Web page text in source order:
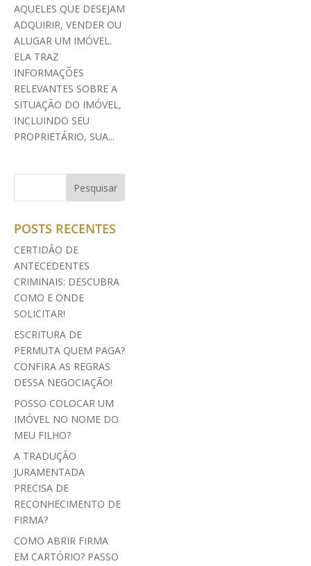
AQUELES QUE DESEJAM
ADQUIRIR, VENDER OU
ALUGAR UM IMÓVEL.
ELA TRAZ
INFORMAÇÕES
RELEVANTES SOBRE A
SITUAÇÃO DO IMÓVEL,
INCLUINDO SEU
PROPRIETÁRIO, SUA...
POSTS RECENTES
CERTIDÃO DE
ANTECEDENTES
CRIMINAIS: DESCUBRA
COMO E ONDE
SOLICITAR!
ESCRITURA DE
PERMUTA QUEM PAGA?
CONFIRA AS REGRAS
DESSA NEGOCIAÇÃO!
POSSO COLOCAR UM
IMÓVEL NO NOME DO
MEU FILHO?
A TRADUÇÃO
JURAMENTADA
PRECISA DE
RECONHECIMENTO DE
FIRMA?
COMO ABRIR FIRMA
EM CARTÓRIO? PASSO